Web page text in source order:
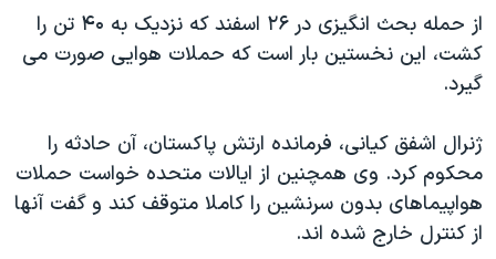
دادگاه حمید نوری
چهل سال گروگان‌گیری
قانون شفافیت دارائی کادر رهبری ایران
اسرائیل در جنگ
نرگس محمدی برنده جایزه نوبل صلح
همایش محافظه‌کاران آمریکا «سی‌پک»
از حمله بحث انگیزی در ۲۶ اسفند که نزدیک به ۴۰ تن را
کشت، این نخستین بار است که حملات هوایی صورت می
گیرد.
ژنرال اشفق کیانی، فرمانده ارتش پاکستان، آن حادثه را
محکوم کرد. وی همچنین از ایالات متحده خواست حملات
هواپیماهای بدون سرنشین را کاملا متوقف کند و گفت آنها
از کنترل خارج شده اند.